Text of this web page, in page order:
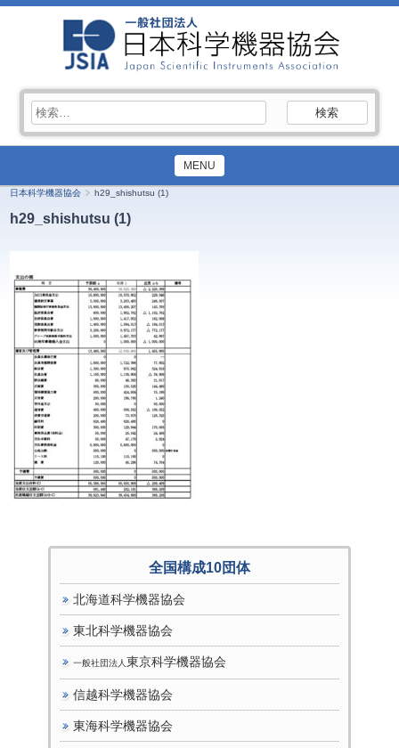
索:
MENU
日本科学機器協会 h29_shishutsu (1)
h29_shishutsu (1)
全国構成10団体
北海道科学機器協会
東北科学機器協会
一般社団法人 東京科学機器協会
信越科学機器協会
東海科学機器協会